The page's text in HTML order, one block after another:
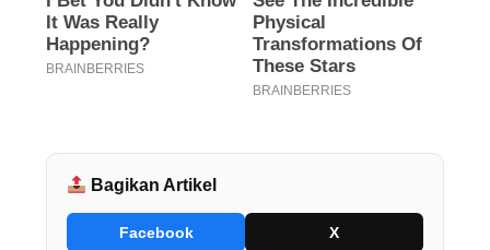
Bagikan Artikel
Facebook X